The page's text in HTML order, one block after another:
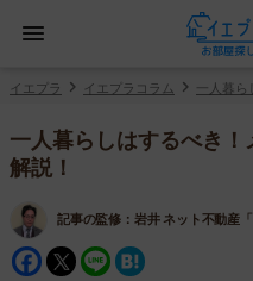
イエプラ イエプラコラム 一人暮ら
一人暮らしはするべき
解説！
記事の監修： 岩井 ネット不動産
Facebook
Twitter
Line